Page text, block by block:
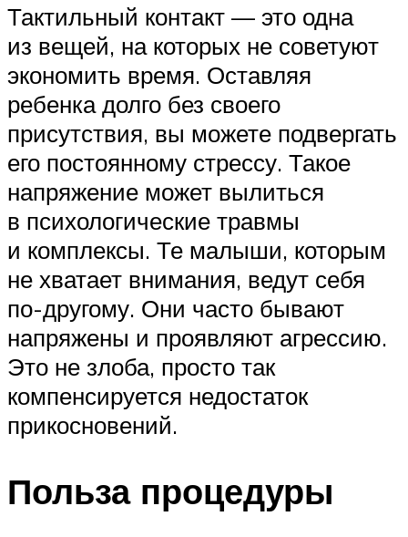
Тактильный контакт — это одна
из вещей, на которых не советуют
экономить время. Оставляя
ребенка долго без своего
присутствия, вы можете подвергать
его постоянному стрессу. Такое
напряжение может вылиться
в психологические травмы
и комплексы. Те малыши, которым
не хватает внимания, ведут себя
по-другому. Они часто бывают
напряжены и проявляют агрессию.
Это не злоба, просто так
компенсируется недостаток
прикосновений.
Польза процедуры